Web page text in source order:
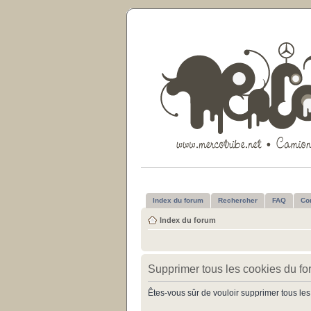
Index du forum Rechercher FAQ
Index du forum
Supprimer tous les cookies du
Êtes-vous sûr de vouloir supprimer tous